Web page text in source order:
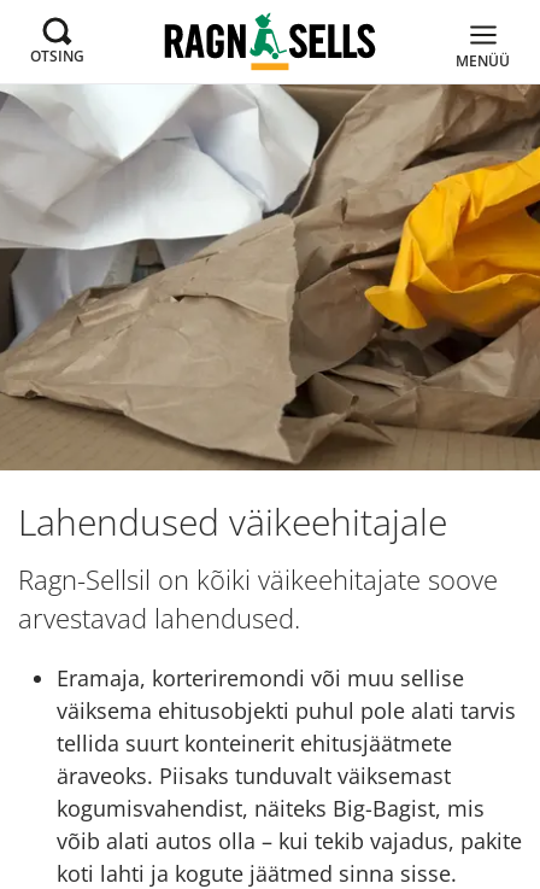
OTSING MENÜÜ
Lahendused väikeehitajale
Ragn-Sellsil on kõiki väikeehitajate soove
arvestavad lahendused.
Eramaja, korteriremondi või muu sellise
väiksema ehitusobjekti puhul pole alati tarvis
tellida suurt konteinerit ehitusjäätmete
äraveoks. Piisaks tunduvalt väiksemast
kogumisvahendist, näiteks Big-Bagist, mis
võib alati autos olla – kui tekib vajadus, pakite
koti lahti ja kogute jäätmed sinna sisse.